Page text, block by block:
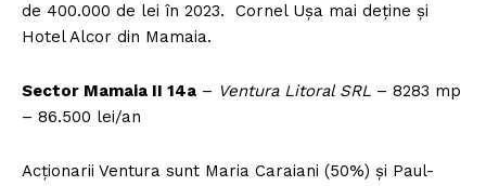
de 400.000 de lei în 2023. Cornel Ușa mai deține și
Hotel Alcor din Mamaia.
Sector Mamaia II 14a – Ventura Litoral SRL – 8283 mp
– 86.500 lei/an
Acționarii Ventura sunt Maria Caraiani (50%) și Paul-